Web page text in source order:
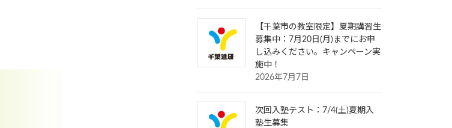
【千葉市の教室限定】夏期講習生
募集中：7月20日(月)までにお申
し込みください。キャンペーン実
施中！
2026年7月7日
次回入塾テスト：7/4(土)夏期入
塾生募集